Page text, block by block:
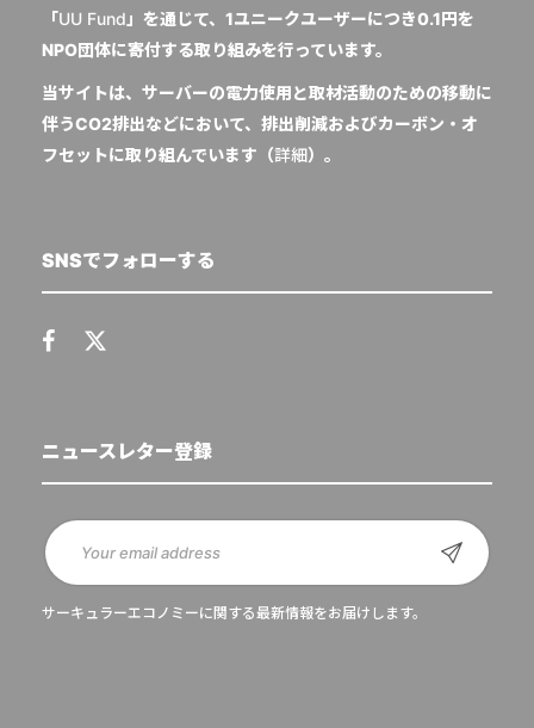
「UU Fund 」を通じて、1ユニークユーザーにつき0.1円を
NPO団体に寄付する取り組みを行っています。
当サイトは、サーバーの電力使用と取材活動のための移動に
伴うCO2排出などにおいて、排出削減およびカーボン・オ
フセットに取り組んでいます（詳細）。
SNSでフォローする
ニュースレター登録
サーキュラーエコノミーに関する最新情報をお届けします。